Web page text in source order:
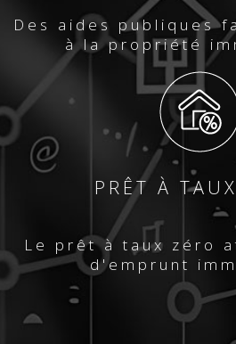
Des aides publiques
à la propriété
PRÊT À
Le prêt à taux zéro
d'emprunt